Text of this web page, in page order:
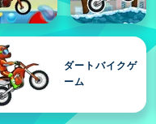
ダートバイクゲ
ーム